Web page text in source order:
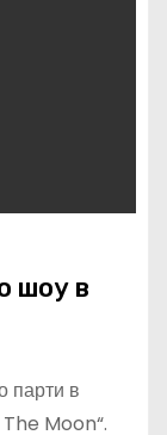
шоу в
парти в
Moon“.